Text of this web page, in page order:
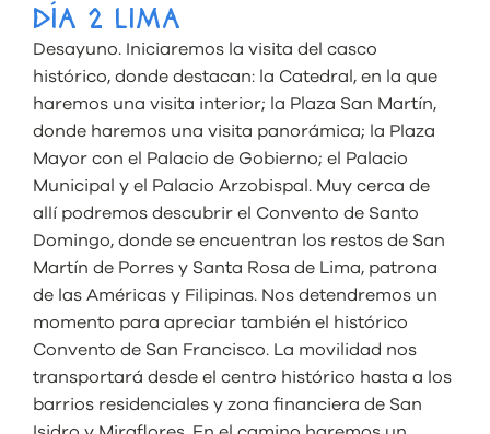
DÍA 2 LIMA
Desayuno. Iniciaremos la visita del casco
histórico, donde destacan: la Catedral, en la que
haremos una visita interior; la Plaza San Martín,
donde haremos una visita panorámica; la Plaza
Mayor con el Palacio de Gobierno; el Palacio
Municipal y el Palacio Arzobispal. Muy cerca de
allí podremos descubrir el Convento de Santo
Domingo, donde se encuentran los restos de San
Martín de Porres y Santa Rosa de Lima, patrona
de las Américas y Filipinas. Nos detendremos un
momento para apreciar también el histórico
Convento de San Francisco. La movilidad nos
transportará desde el centro histórico hasta a los
barrios residenciales y zona financiera de San